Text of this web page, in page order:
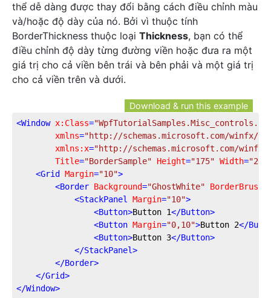
thể dễ dàng được thay đổi bằng cách điều chỉnh màu
và/hoặc độ dày của nó. Bởi vì thuộc tính
BorderThickness thuộc loại Thickness, bạn có thể
điều chỉnh độ dày từng đường viền hoặc đưa ra một
giá trị cho cả viền bên trái và bên phải và một giá trị
cho cả viền trên và dưới.
Download & run this example
<Window x:Class=
xmlns="http://schemas.microsoft.com/winfx/
xmlns:x="http://schemas.microsoft.com/winfx/
Title="BorderSample" Height="175" Width=
<Grid Margin="10">
<Border Background="GhostWhite" BorderBrush
<StackPanel Margin="10">
<Button>Button 1</Button>
<Button Margin="0,10">Button 2</
<Button>Button 3</Button>
</StackPanel>
</Border>
</Grid>
</Window>